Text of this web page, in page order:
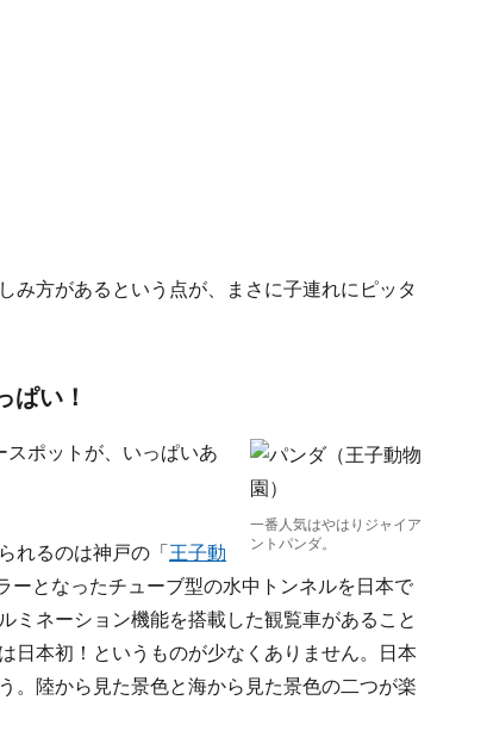
み方があるという点が、まさに子連れにピッタ
ぱい！
一番人気はやはりジャイア
ントパンダ。
ポットが、いっぱいあ
れるのは神戸の「 王子動
となったチューブ型の水中トンネルを日本で
ミネーション機能を搭載した観覧車があること
日本初！というものが少なくありません。日本
。陸から見た景色と海から見た景色の二つが楽